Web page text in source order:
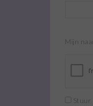
Mijn
Stuur